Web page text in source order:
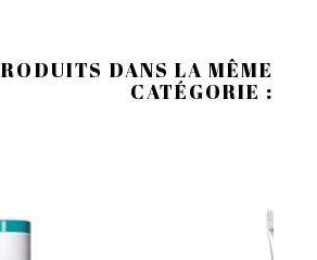
DANS LA MÊME
CATÉGORIE :